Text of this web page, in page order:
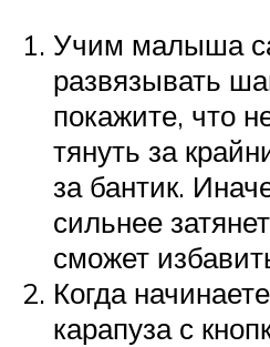
Учим малыша
развязывать
покажите, что
тянуть за
за бантик.
сильнее
сможет
Когда
карапуза с